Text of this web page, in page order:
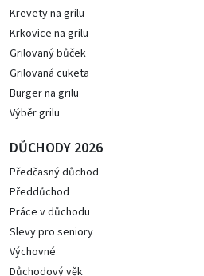
Krevety na grilu
Krkovice na grilu
Grilovaný bůček
Grilovaná cuketa
Burger na grilu
Výběr grilu
DŮCHODY 2026
Předčasný důchod
Předdůchod
Práce v důchodu
Slevy pro seniory
Výchovné
Důchodový věk